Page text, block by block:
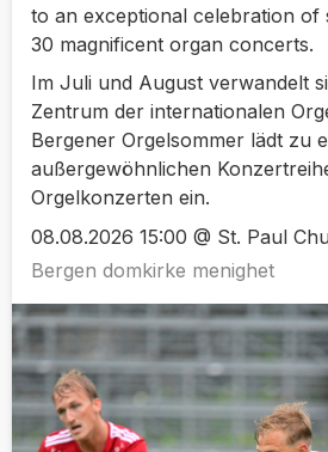
to an exceptional celebration of
30 magnificent organ concerts.
Im Juli und August verwandelt
Zentrum der internationalen
Bergener Orgelsommer lädt zu
außergewöhnlichen
Orgelkonzerten ein.
08.08.2026 15:00 @ St. Paul
Bergen domkirke menighet